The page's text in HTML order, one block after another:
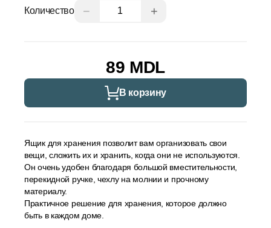
Количество − +
89 MDL
В корзину
Ящик для хранения позволит вам организовать свои
вещи, сложить их и хранить, когда они не используются.
Он очень удобен благодаря большой вместительности,
перекидной ручке, чехлу на молнии и прочному
материалу.
Практичное решение для хранения, которое должно
быть в каждом доме.